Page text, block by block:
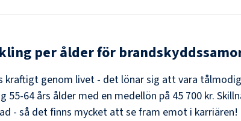
per ålder för
kraftigt genom livet - det lönar sig att vara
55-64 års ålder med en medellön på 45 700 kr.
- så det finns mycket att se fram emot i karriären!